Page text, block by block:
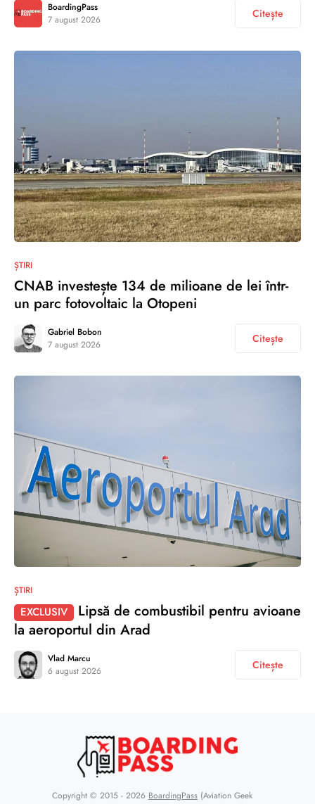
BoardingPass
7 august 2026
Citește
ȘTIRI
CNAB investește 134 de milioane de lei într-
un parc fotovoltaic la Otopeni
Gabriel Bobon
7 august 2026
Citește
ȘTIRI
EXCLUSIV
Lipsă de combustibil pentru avioane
la aeroportul din Arad
Vlad Marcu
6 august 2026
Citește
Copyright © 2015 - 2026 BoardingPass (Aviation Geek